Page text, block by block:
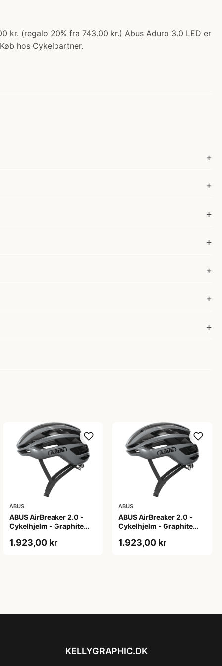
kr. (regalo 20% fra 743.00 kr.) Abus Aduro 3.0 LED er
hos Cykelpartner.
ABUS
ABUS AirBreaker 2.0 -
Cykelhjelm - Graphite
1.923,00 kr
ABUS
ABUS AirBreaker 2.0 -
Cykelhjelm - Graphite
1.923,00 kr
KELLYGRAPHIC.DK